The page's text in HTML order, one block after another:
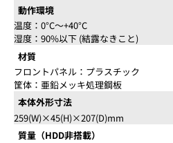
動作環境
温度：0°C～+40°C
湿度：90%以下 (結露なきこと)
材質
フロントパネル：プラスチック
筐体：亜鉛メッキ処理鋼板
本体外形寸法
259(W)×45(H)×207(D)mm
質量（HDD非搭載）